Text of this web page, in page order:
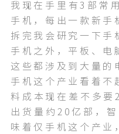
我现在手里有3部常
手机，每出一款新手
拆完我会研究一下手
手机之外，平板、电
这些都涉及到大量的
手机这个产业看着不
料成本现在差不多要
出货量约20亿部，
味着仅手机这个产业